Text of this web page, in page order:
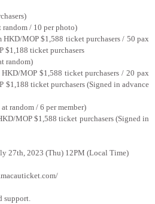
random / 10 per photo)
MOP $1,588 ticket purchasers / 50 pax
$1,188 ticket purchasers
random)
MOP $1,588 ticket purchasers / 20 pax
$1,188 ticket purchasers (Signed in advance
random / 6 per member)
MOP $1,588 ticket purchasers (Signed in
27th, 2023 (Thu) 12PM (Local Time)
support.